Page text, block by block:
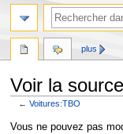
Voir la
←Voitures:TBO
Aller
Aller
Vous ne pouvez pas
plus